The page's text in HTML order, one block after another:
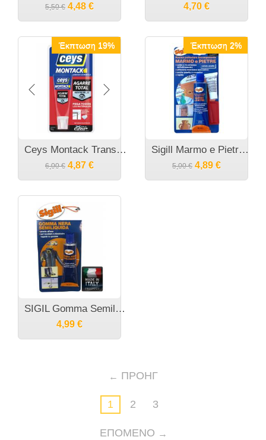
5,50 € 4,48 € 4,70 €
Έκπτωση 19%
Ceys Montack Transparent Xpress10 Διαφανής Κατασκευαστική κόλλα μοντάζ 100ml
6,00 € 4,87 €
Έκπτωση 2%
Sigill Marmo e Pietre Κόλλα πέτρας μαρμάρου
5,00 € 4,89 €
SIGIL Gomma Semiliquida Υγρό κολλητικό καουτσούκ
4,99 €
ΠΡΟΗΓ
1 2 3
ΕΠΌΜΕΝΟ